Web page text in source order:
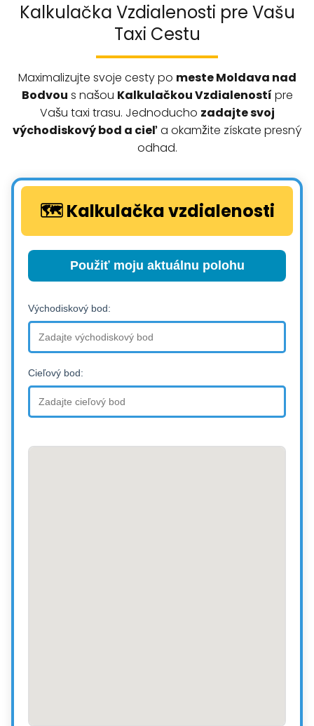
Kalkulačka Vzdialenosti pre Vašu
Taxi Cestu
Maximalizujte svoje cesty po mesteMoldava nad
Bodvou s našou Kalkulačkou Vzdialeností pre
Vašu taxi trasu. Jednoducho zadajte svoj
východiskový bod a cieľa okamžite získate presný
odhad.
🗺️ Kalkulačka vzdialenosti
Použiť moju aktuálnu polohu
Východiskový bod:
Cieľový bod: